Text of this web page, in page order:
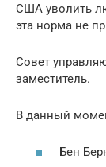
США уволить
эта норма не
Совет
заместитель.
В данный
Бен